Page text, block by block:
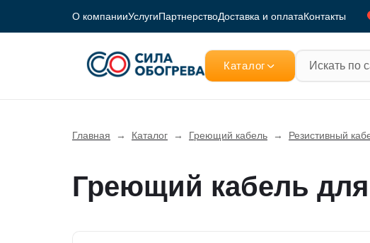
О компанииУслугиПартнерствоДоставка и оплатаКонтакты
Каталог
Главная → Каталог → Греющий кабель → Резистивный
Греющий кабель для